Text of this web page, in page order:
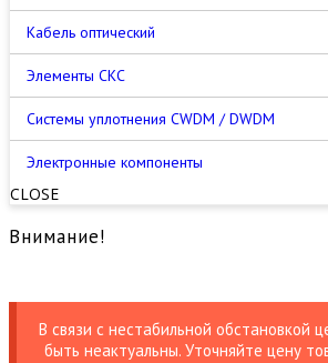
Кабель оптический
Элементы СКС
Cистемы уплотнения CWDM / DWDM
Электронные компоненты
CLOSE
Внимание!
В связи с нестабильной обстановкой
быть неактуальны. Уточняйте цену